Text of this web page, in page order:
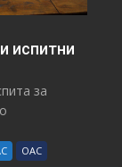
испитни
за
ОАС